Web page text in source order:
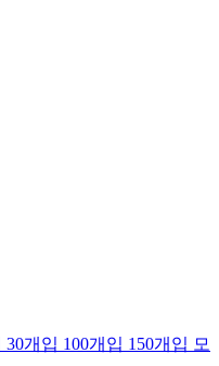
개입 100개입 150개입 모